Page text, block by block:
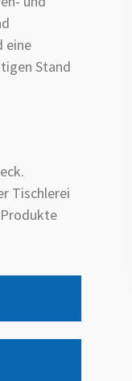
eine
Stand
Tischlerei
Produkte